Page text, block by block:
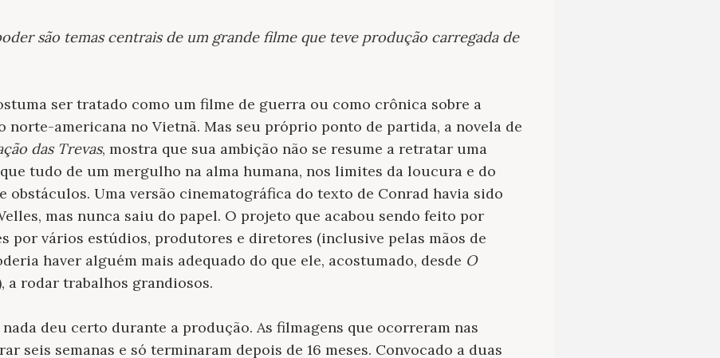
são temas centrais de um grande filme que teve produção carregada de
ser tratado como um filme de guerra ou como crônica sobre a
norte-americana no Vietnã. Mas seu próprio ponto de partida, a novela de
das Trevas, mostra que sua ambição não se resume a retratar uma
tudo de um mergulho na alma humana, nos limites da loucura e do
obstáculos. Uma versão cinematográfica do texto de Conrad havia sido
mas nunca saiu do papel. O projeto que acabou sendo feito por
por vários estúdios, produtores e diretores (inclusive pelas mãos de
haver alguém mais adequado do que ele, acostumado, desde O
a rodar trabalhos grandiosos.
deu certo durante a produção. As filmagens que ocorreram nas
seis semanas e só terminaram depois de 16 meses. Convocado a duas